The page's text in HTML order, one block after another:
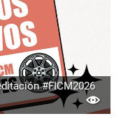
#FICM2026